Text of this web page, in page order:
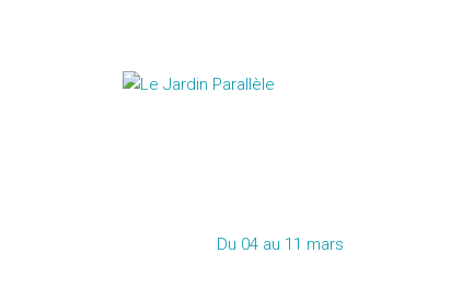
Du 04 au 11 mars